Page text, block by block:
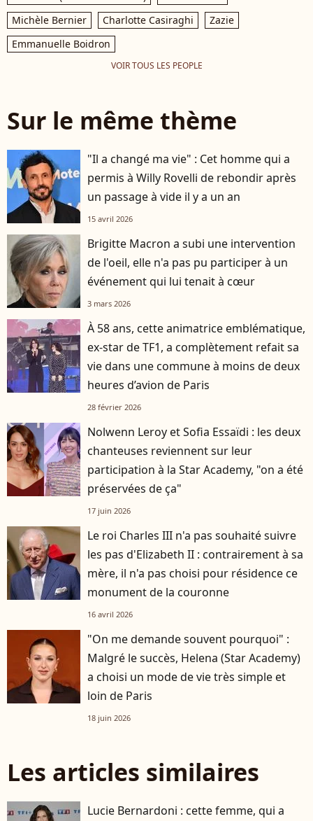
Michèle Bernier
Charlotte Casiraghi
Zazie
Emmanuelle Boidron
VOIR TOUS LES PEOPLE
Sur le même thème
"Il a changé ma vie" : Cet homme qui a
permis à Willy Rovelli de rebondir après
un passage à vide il y a un an
15 avril 2026
Brigitte Macron a subi une intervention
de l'oeil, elle n'a pas pu participer à un
événement qui lui tenait à cœur
3 mars 2026
À 58 ans, cette animatrice emblématique,
ex-star de TF1, a complètement refait sa
vie dans une commune à moins de deux
heures d’avion de Paris
28 février 2026
Nolwenn Leroy et Sofia Essaïdi : les deux
chanteuses reviennent sur leur
participation à la Star Academy, "on a été
préservées de ça"
17 juin 2026
Le roi Charles III n'a pas souhaité suivre
les pas d'Elizabeth II : contrairement à sa
mère, il n'a pas choisi pour résidence ce
monument de la couronne
16 avril 2026
"On me demande souvent pourquoi" :
Malgré le succès, Helena (Star Academy)
a choisi un mode de vie très simple et
loin de Paris
18 juin 2026
Les articles similaires
Lucie Bernardoni : cette femme, qui a